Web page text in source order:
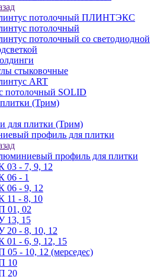
потолочный ПЛИНТЭКС
потолочный
потолочный со светодиодной
стыковочные
ART
потолочный SOLID
(Трим)
для плитки (Трим)
профиль для плитки
профиль для плитки
03 - 7, 9, 12
06 - 1
06 - 9, 12
11 - 8, 10
01, 02
13, 15
20 - 8, 10, 12
01 - 6, 9, 12, 15
05 - 10, 12 (мерседес)
10
20